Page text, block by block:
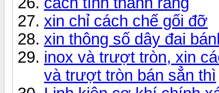
xin chỉ cách chế gối đỡ
xin thông số dây đai
inox và trượt tròn, xin
và trượt tròn bán sẳn thì